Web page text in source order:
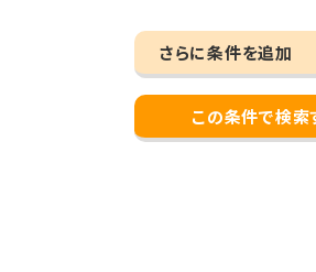
さらに条件を追加
この条件で検索